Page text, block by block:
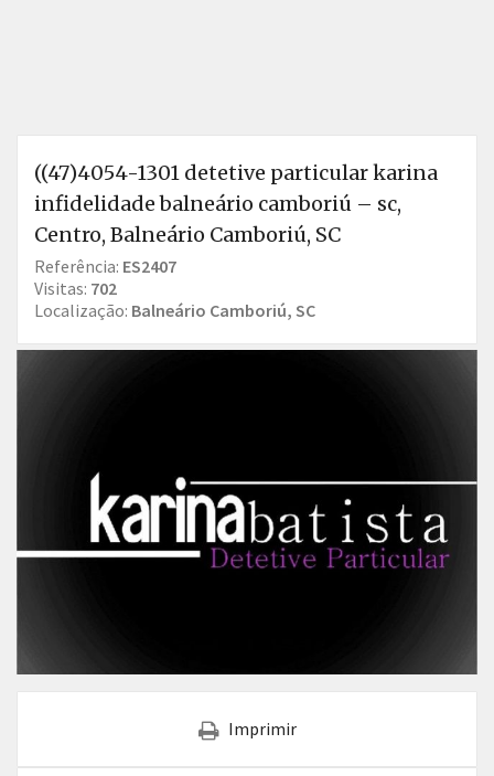
((47)4054-1301 detetive particular karina
infidelidade balneário camboriú – sc,
Centro, Balneário Camboriú, SC
Referência: ES2407
Visitas: 702
Localização: Balneário Camboriú, SC
Imprimir